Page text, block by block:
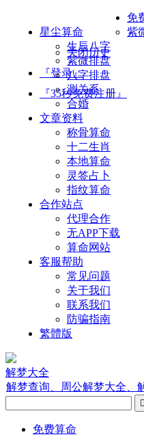
星尘算命
关闭历史
『登录』
『35秒免费注册』
免
紫
生辰八字
紫微排盘
八字排盘
测关系
合婚
文章资料
称骨算命
十二生肖
本地算命
灵签占卜
指纹算命
合作站点
代理合作
无APP下载
算命网站
客服帮助
常见问题
关于我们
联系我们
防骗指南
繁體版
解梦大全
解梦查询、周公解梦大全、

免费算命